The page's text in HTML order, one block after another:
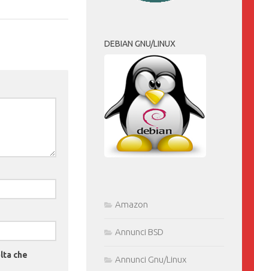
che
DEBIAN GNU/LINUX
Amazon
Annunci BSD
Annunci Gnu/Linux